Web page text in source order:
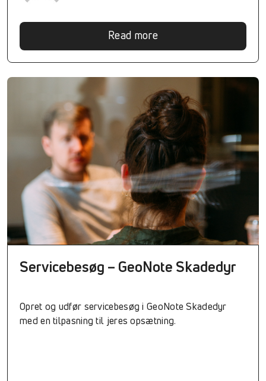
Read more
Servicebesøg – GeoNote Skadedyr
Opret og udfør servicebesøg i GeoNote Skadedyr
med en tilpasning til jeres opsætning.